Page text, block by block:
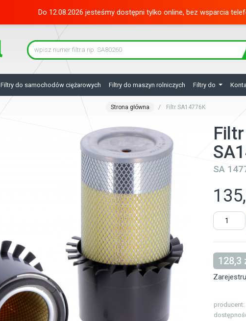
Do 12.08.2026 jesteśmy dostępni tylko online, bez wsparcia
Filtry do samochodów ciężarowych Filtry do maszyn rolniczych Filtry do
Strona główna Filtr SA14776K
SA
128,3
producent: